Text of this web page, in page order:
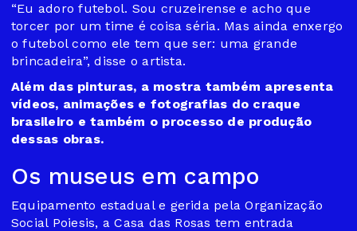
“Eu adoro futebol. Sou cruzeirense e acho que
torcer por um time é coisa séria. Mas ainda enxergo
o futebol como ele tem que ser: uma grande
brincadeira”, disse o artista.
Além das pinturas, a mostra também apresenta
vídeos, animações e fotografias do craque
brasileiro e também o processo de produção
dessas obras.
Os museus em campo
Equipamento estadual e gerida pela Organização
Social Poiesis, a Casa das Rosas tem entrada